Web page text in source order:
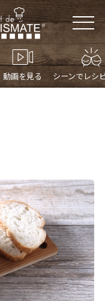
シーンでレシ
動画を見る